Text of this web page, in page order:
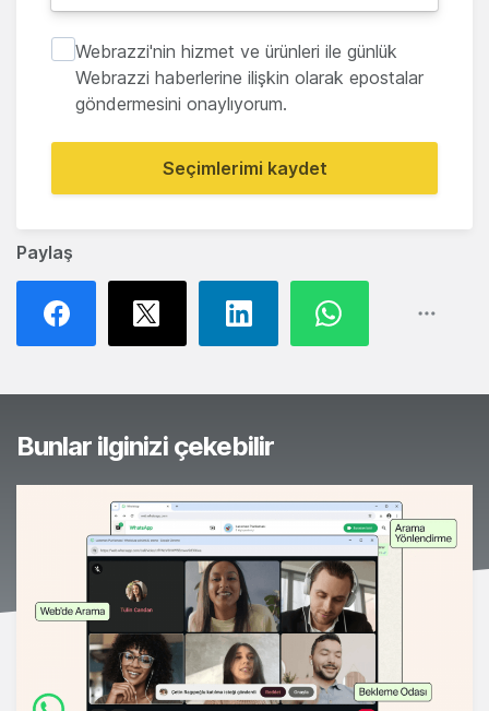
Paylaş
Webrazzi'nin hizmet ve ürünleri ile günlük
Webrazzi haberlerine ilişkin olarak epostalar
göndermesini onaylıyorum.
Seçimlerimi kaydet
Bunlar ilginizi çekebilir